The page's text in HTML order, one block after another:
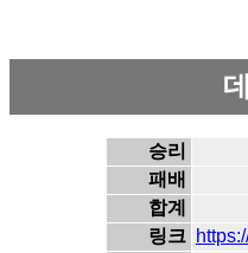
승리
패배
합계
링크